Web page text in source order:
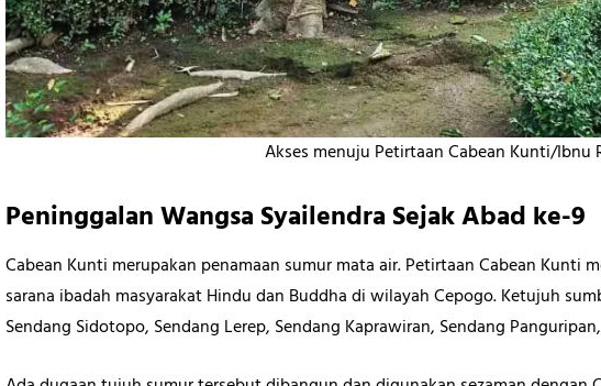
Akses menuju Petirtaan Cabean Kunti/Ibnu
Peninggalan Wangsa Syailendra Sejak Abad ke-9
Cabean Kunti merupakan penamaan sumur mata air.Petirtaan Cabean Kunti
sarana ibadah masyarakat Hindu dan Buddha di wilayah Cepogo. Ketujuh
Sendang Sidotopo, Sendang Lerep, Sendang Kaprawiran, Sendang